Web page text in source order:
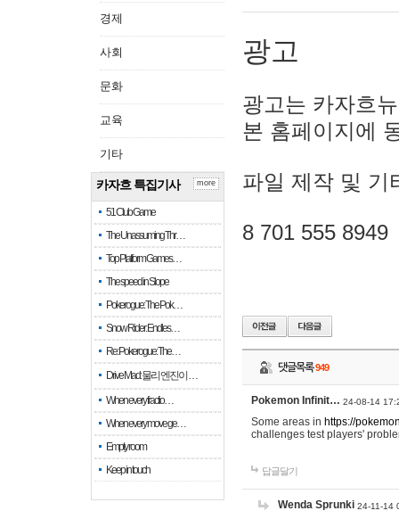
경제
사회
문화
교육
기타
카자흐 특집기사
51 Club Game
The Unassuming Thr…
Top Platform Games…
The speed in Slope
Pokerogue: The Pok…
Snow Rider: Endles…
Re: Pokerogue: The…
Drive Mad: 물리 엔진이 …
When every fractio…
When every move ge…
Empty room
Keep in touch
more
광고
광고는 카자흐
본 홈페이지에
파일 제작 및 기
8 701 555 8949
댓글목록949
Pokemon Infinit… 24-08-14
Some areas in https://
challenges test players'
답글달기
Wenda Sprunki 24-11-14